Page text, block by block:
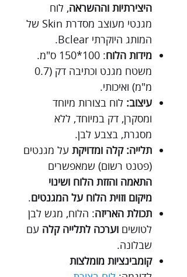
היצירתיות וההשראה, לוח
מגנטי מעוצב מסדרת Skin של
המותג היוקרתי Bclear.
מידות הלוח
: 100*150 ס"מ.
משטח מגנט וכתיבה דק (0.7
מ"מ) ואיכותי.
עיצוב: לוח בצורות מיוחד
ומסקרן, דק במיוחד, ללא
מסגרת, בצבע לבן.
תלייה: קלה ומדויקת על מגנטים
(פטנט רשום) שמאפשרים
התאמה והזזת הלוח ושינוי
מיקום וזוית הלוח על המגנטים.
תכולת האריזה: הלוח, מגש לבן
לטושים וערכה לתלייה קלה עם
שבלונה.
קומבינציות מומלצות